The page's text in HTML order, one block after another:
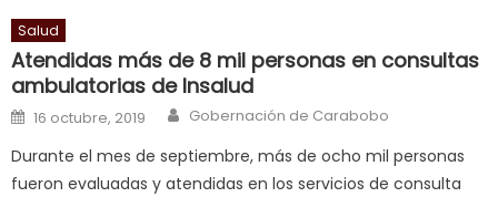
hard
fuck,
सच
ह
स
क
Salud
Atendidas más de 8 mil personas en consultas
ambulatorias de Insalud
Posted on
16 octubre, 2019 Author
Gobernación de Carabobo
Durante el mes de septiembre, más de ocho mil personas
fueron evaluadas y atendidas en los servicios de consulta